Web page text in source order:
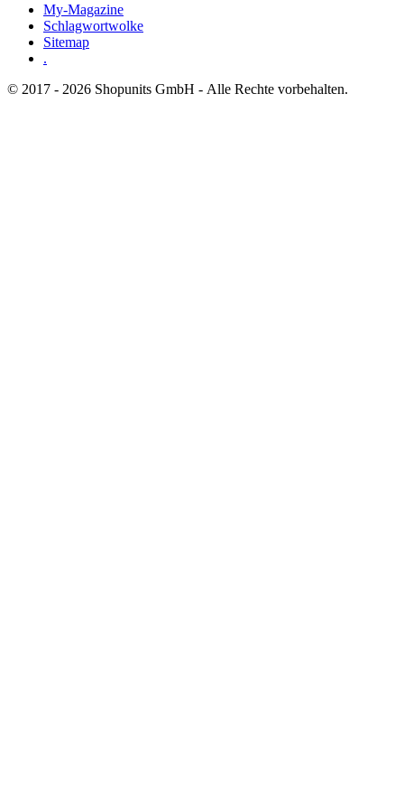
My-Magazine
Schlagwortwolke
Sitemap
.
© 2017 - 2026 Shopunits GmbH - Alle Rechte vorbehalten.